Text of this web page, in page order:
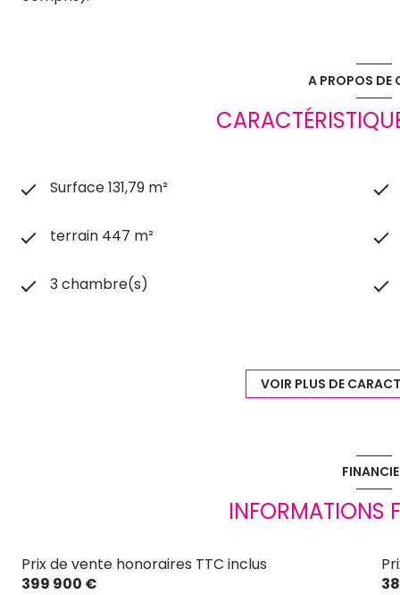
A PROPOS DE
Surface 131,79 m²
terrain 447 m²
3 chambre(s)
VOIR PLUS DE
INFORMATIONS
Prix de vente honoraires TTC inclus
399 900 €